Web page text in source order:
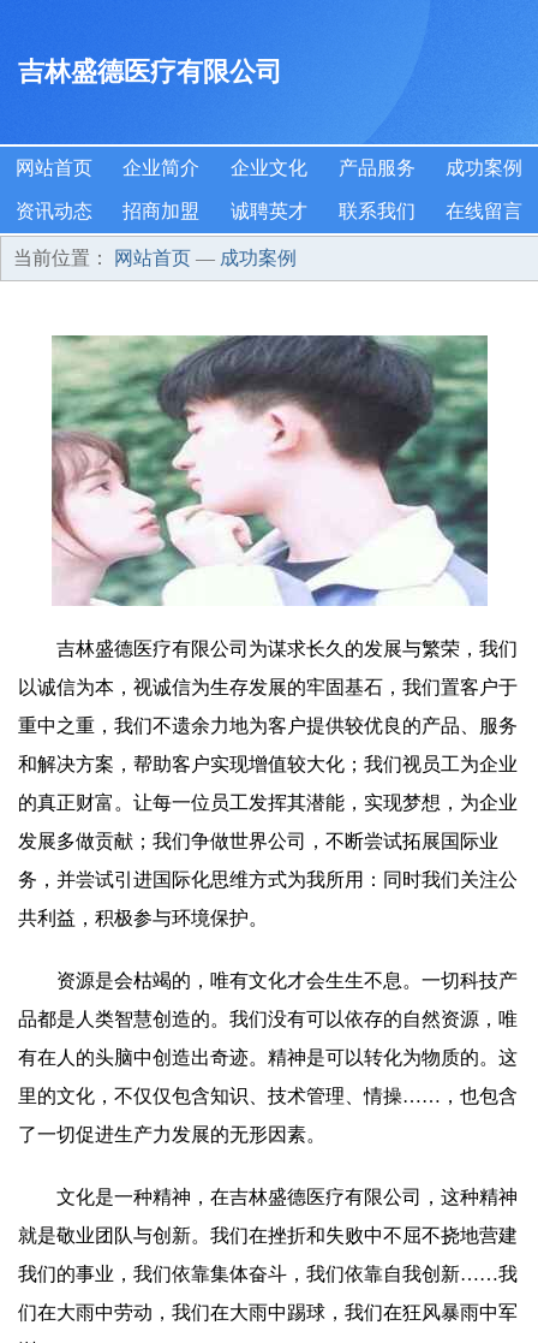
吉林盛德医疗有限公司
网站首页 企业简介 企业文化 产品服务 成功案例
资讯动态 招商加盟 诚聘英才 联系我们 在线留言
当前位置： 网站首页 — 成功案例
吉林盛德医疗有限公司为谋求长久的发展与繁荣，我们
以诚信为本，视诚信为生存发展的牢固基石，我们置客户于
重中之重，我们不遗余力地为客户提供较优良的产品、服务
和解决方案，帮助客户实现增值较大化；我们视员工为企业
的真正财富。让每一位员工发挥其潜能，实现梦想，为企业
发展多做贡献；我们争做世界公司，不断尝试拓展国际业
务，并尝试引进国际化思维方式为我所用：同时我们关注公
共利益，积极参与环境保护。
资源是会枯竭的，唯有文化才会生生不息。一切科技产
品都是人类智慧创造的。我们没有可以依存的自然资源，唯
有在人的头脑中创造出奇迹。精神是可以转化为物质的。这
里的文化，不仅仅包含知识、技术管理、情操……，也包含
了一切促进生产力发展的无形因素。
文化是一种精神，在吉林盛德医疗有限公司，这种精神
就是敬业团队与创新。我们在挫折和失败中不屈不挠地营建
我们的事业，我们依靠集体奋斗，我们依靠自我创新……我
们在大雨中劳动，我们在大雨中踢球，我们在狂风暴雨中军